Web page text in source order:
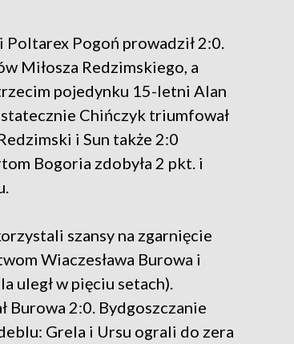
Pogoń prowadził 2:0.
Miłosza Redzimskiego, a
pojedynku 15-letni Alan
Chińczyk triumfował
i Sun także 2:0
Bogoria zdobyła 2 pkt. i
szansy na zgarnięcie
Wiaczesława Burowa i
uległ w pięciu setach).
Burowa 2:0. Bydgoszczanie
Grela i Ursu ograli do zera